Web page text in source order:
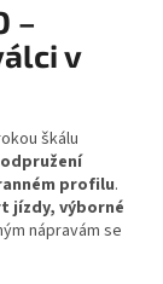
–
v
škálu
odpružení
profilu.
jízdy, výborné
nápravám se